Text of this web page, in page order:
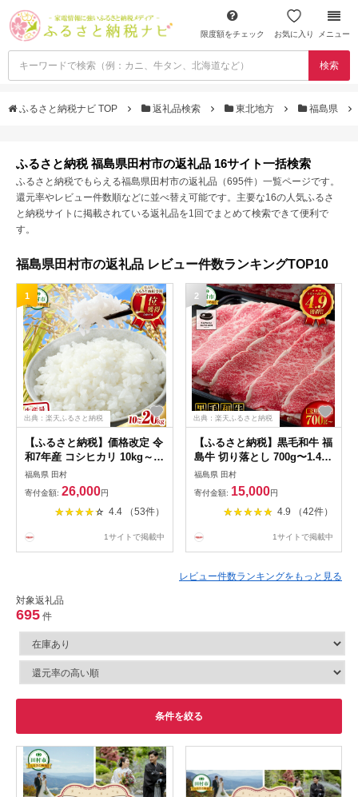
限度額をチェック お気に入り メニュー
検索
ふるさと納税ナビ TOP 返礼品検索 東北地方 福島県
ふるさと納税 福島県田村市の返礼品 16サイト一括検索
ふるさと納税でもらえる福島県田村市の返礼品（695件）一覧ページです。
還元率やレビュー件数順などに並べ替え可能です。主要な16の人気ふるさ
と納税サイトに掲載されている返礼品を1回でまとめて検索できて便利で
す。
福島県田村市の返礼品 レビュー件数ランキングTOP10
1
出典：楽天ふるさと納税
【ふるさと納税】価格改定 令
和7年産 コシヒカリ 10kg～
20kg 発送 内容量 米 精米
10kg 15kg 20kg 令和7年 お
米 白米 おこめ こめ こしひか
り 特A 一等米 精米 5キロ 10
たむら
福島県 田村
寄付金額: 26,000円
4.4 （53件）
1サイトで掲載中
2
出典：楽天ふるさと納税
【ふるさと納税】黒毛和牛 福
島牛 切り落とし 700g〜1.4kg
高評価★4.9 定期便 1回発送
～12回発送 冷凍便 選べる パ
ック 小分け 牛切り落とし 冷
凍保存 肉 牛肉 焼肉 すき焼き
キング おすすめ グルメ ギフ
福島県 田村
寄付金額: 15,000円
4.9 （42件）
1サイトで掲載中
レビュー件数ランキングをもっと見る
対象返礼品
695 件
条件を絞る